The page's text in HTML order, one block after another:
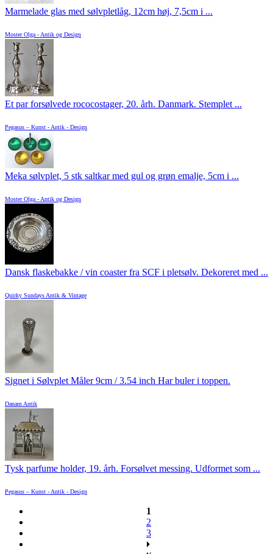
Marmelade glas med sølvpletlåg, 12cm høj, 7,5cm i ...
Moster Olga - Antik og Design
Et par forsølvede rococostager, 20. årh. Danmark. Stemplet ...
Pegasus – Kunst - Antik - Design
Meka sølvplet, 5 stk saltkar med gul og grøn emalje, 5cm i ...
Moster Olga - Antik og Design
Dansk flaskebakke / vin coaster fra SCF i pletsølv. Dekoreret med ...
Quirky Sundays Antik & Vintage
Signet i Sølvplet Måler 9cm / 3.54 inch Har buler i toppen.
Danam Antik
Tysk parfume holder, 19. årh. Forsølvet messing. Udformet som ...
Pegasus – Kunst - Antik - Design
1
2
3